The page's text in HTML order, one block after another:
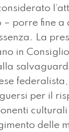
porre fine a
La
in
per il
delle